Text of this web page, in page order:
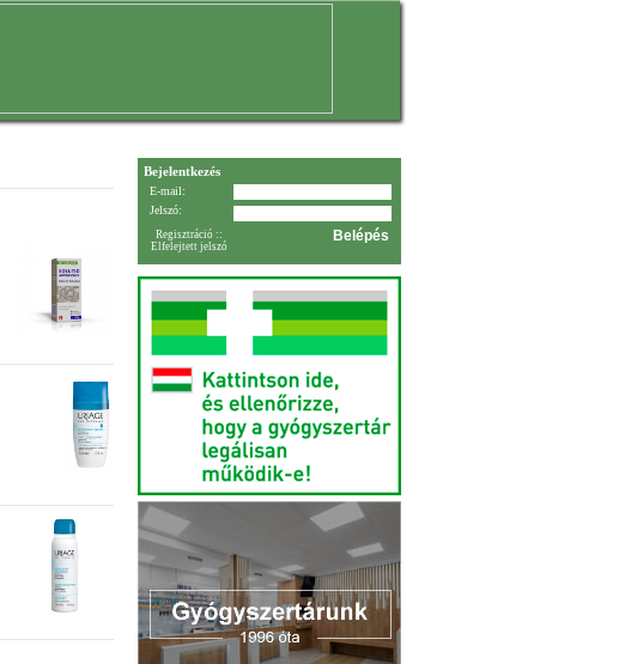
Bejelentkezés
E-mail:
Jelszó:
Regisztráció ::
Elfelejtett jelszó